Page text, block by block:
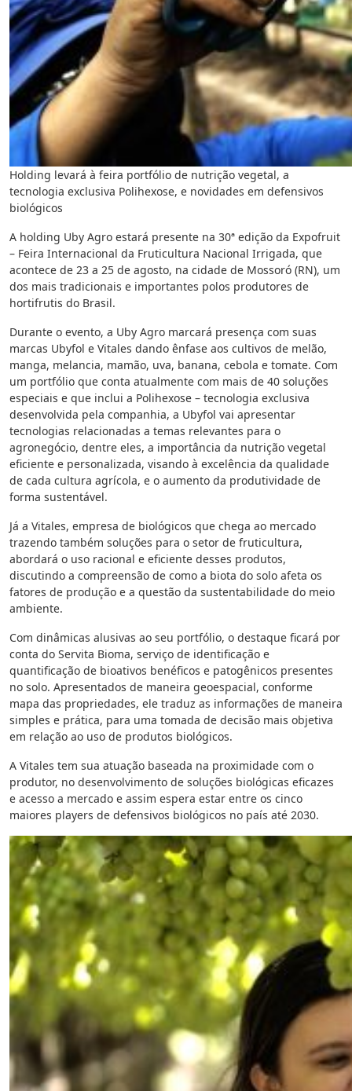
Holding levará à feira portfólio de nutrição vegetal, a
tecnologia exclusiva Polihexose, e novidades em defensivos
biológicos
A holding Uby Agro estará presente na 30ª edição da Expofruit
– Feira Internacional da Fruticultura Nacional Irrigada, que
acontece de 23 a 25 de agosto, na cidade de Mossoró (RN), um
dos mais tradicionais e importantes polos produtores de
hortifrutis do Brasil.
Durante o evento, a Uby Agro marcará presença com suas
marcas Ubyfol e Vitales dando ênfase aos cultivos de melão,
manga, melancia, mamão, uva, banana, cebola e tomate. Com
um portfólio que conta atualmente com mais de 40 soluções
especiais e que inclui a Polihexose – tecnologia exclusiva
desenvolvida pela companhia, a Ubyfol vai apresentar
tecnologias relacionadas a temas relevantes para o
agronegócio, dentre eles, a importância da nutrição vegetal
eficiente e personalizada, visando à excelência da qualidade
de cada cultura agrícola, e o aumento da produtividade de
forma sustentável.
Já a Vitales, empresa de biológicos que chega ao mercado
trazendo também soluções para o setor de fruticultura,
abordará o uso racional e eficiente desses produtos,
discutindo a compreensão de como a biota do solo afeta os
fatores de produção e a questão da sustentabilidade do meio
ambiente.
Com dinâmicas alusivas ao seu portfólio, o destaque ficará por
conta do Servita Bioma, serviço de identificação e
quantificação de bioativos benéficos e patogênicos presentes
no solo. Apresentados de maneira geoespacial, conforme
mapa das propriedades, ele traduz as informações de maneira
simples e prática, para uma tomada de decisão mais objetiva
em relação ao uso de produtos biológicos.
A Vitales tem sua atuação baseada na proximidade com o
produtor, no desenvolvimento de soluções biológicas eficazes
e acesso a mercado e assim espera estar entre os cinco
maiores players de defensivos biológicos no país até 2030.